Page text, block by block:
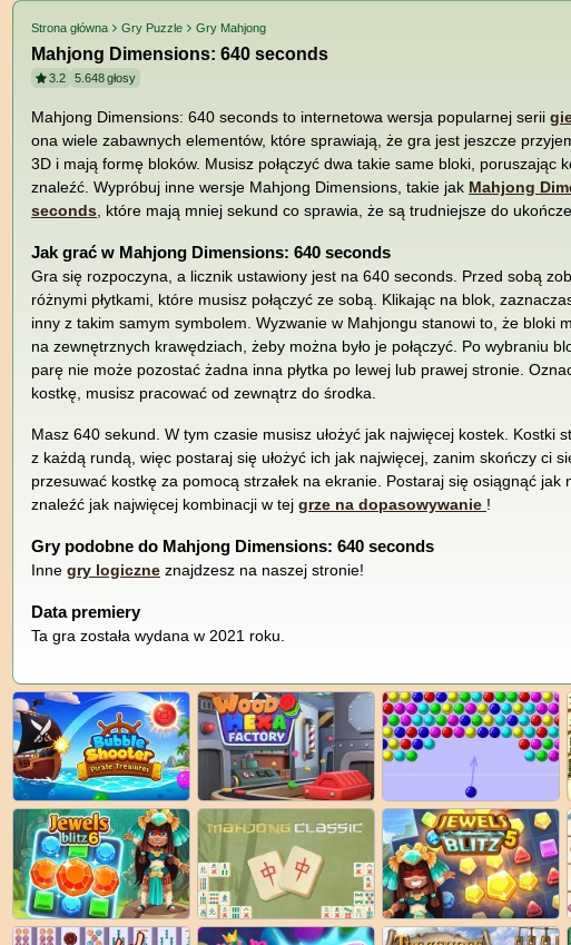
Strona główna Gry Puzzle Gry Mahjong
Mahjong Dimensions: 640 seconds
3.2 5.648głosy
Mahjong Dimensions: 640 seconds to internetowa wersja popularnej serii
ona wiele zabawnych elementów, które sprawiają, że gra jest jeszcze
3D i mają formę bloków. Musisz połączyć dwa takie same bloki, poruszając
znaleźć. Wypróbuj inne wersje Mahjong Dimensions, takie jak Mahjong
seconds, które mają mniej sekund co sprawia, że są trudniejsze do
Jak grać w Mahjong Dimensions: 640 seconds
Gra się rozpoczyna, a licznik ustawiony jest na 640 seconds. Przed sobą
różnymi płytkami, które musisz połączyć ze sobą. Klikając na blok,
inny z takim samym symbolem. Wyzwanie w Mahjongu stanowi to, że bloki
na zewnętrznych krawędziach, żeby można było je połączyć. Po wybraniu
parę nie może pozostać żadna inna płytka po lewej lub prawej stronie.
kostkę, musisz pracować od zewnątrz do środka.
Masz 640 sekund. W tym czasie musisz ułożyć jak najwięcej kostek. Kostki
z każdą rundą, więc postaraj się ułożyć ich jak najwięcej, zanim skończy ci
przesuwać kostkę za pomocą strzałek na ekranie. Postaraj się osiągnąć jak
znaleźć jak najwięcej kombinacji w tej grze na dopasowywanie !
Gry podobne do Mahjong Dimensions: 640 seconds
Inne gry logiczne znajdzesz na naszej stronie!
Data premiery
Ta gra została wydana w 2021 roku.